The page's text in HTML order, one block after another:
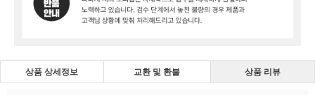
상품 상세정보 교환 및 환불 상품 리뷰